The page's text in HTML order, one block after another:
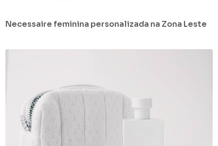
Necessaire feminina personalizada na Zona Leste